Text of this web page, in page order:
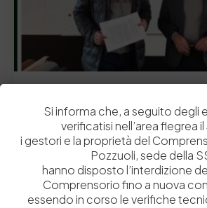
Siglato un “Protocollo operativo” fra la
Tecnologico Conciario Scarl
L’intesa è in linea con la mission della
obiettivi del POTECO…
Admin_dev2
Si informa che, a seguito degli
verificatisi nell’area flegrea il
i gestori e la proprietà del
Pozzuoli, sede della
hanno disposto l’interdizione
Comprensorio fino a nuova
essendo in corso le verifiche